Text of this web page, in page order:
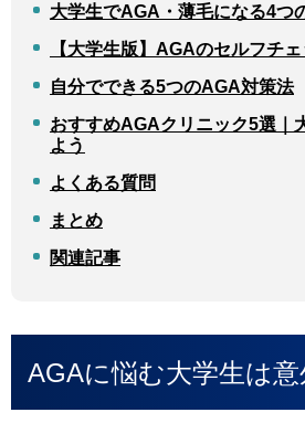
大学生でAGA・薄毛になる4つ
【大学生版】AGAのセルフチ
自分でできる5つのAGA対策法
おすすめAGAクリニック5選｜
よう
よくある質問
まとめ
関連記事
AGAに悩む大学生は